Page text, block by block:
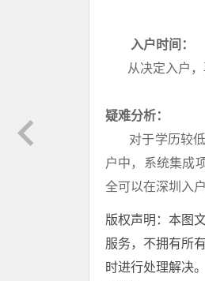
入户时间：
从决定入户，
疑难分析：
对于学历较低
户中，系统集成
全可以在深圳入
版权声明：本图
服务，不拥有所
时进行处理解决。